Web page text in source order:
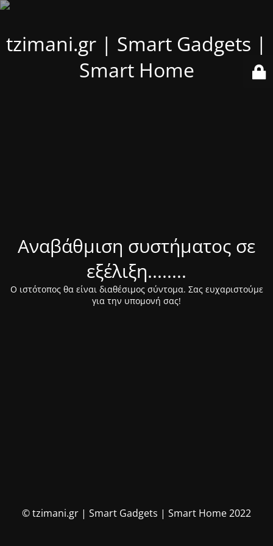
tzimani.gr | Smart Gadgets |
Smart Home
Αναβάθμιση συστήματος σε
εξέλιξη........
Ο ιστότοπος θα είναι διαθέσιμος σύντομα. Σας ευχαριστούμε
για την υπομονή σας!
© tzimani.gr | Smart Gadgets | Smart Home 2022